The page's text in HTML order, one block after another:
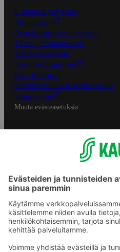
S-Business yrityksille
Oiva-raportit
Osuuskauppojen yhteystiedot
Tilaus- ja toimitusehdot
Tietosuojakäytäntö
Palvelun käyttöehdot
Saavutettavuus
Mobiilisovelluksen saavutettavuus
Mainostajalle
Muuta evästeasetuksia
S-ryhmän palvelut
S-ryhmä
Asiakasomistajuus
S-ostoslista -sovellus
Prisma.fi
Sokos.fi
S-Pankki